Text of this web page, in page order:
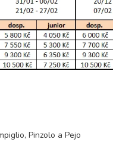
Pinzolo a Pejo